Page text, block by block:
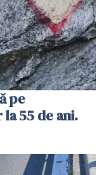
pe
55 de ani.